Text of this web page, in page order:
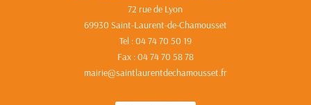
72 rue de Lyon
69930 Saint-Laurent-de-Chamousset
Tel : 04 74 70 50 19
Fax : 04 74 70 58 78
mairie@saintlaurentdechamousset.fr